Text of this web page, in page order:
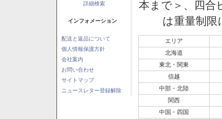
詳細検索
インフォメーション
配送と返品について
個人情報保護方針
会社案内
お問い合わせ
サイトマップ
ニュースレター登録解除
本まで＞、四
は重量制
エリア
北海道
東北・関東
信越
中部・北陸
関西
中国・四国